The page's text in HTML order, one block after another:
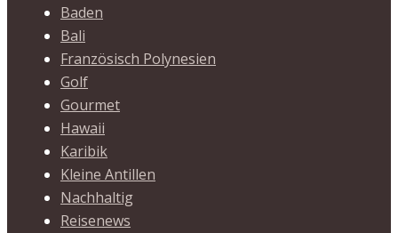
Baden
Bali
Französisch Polynesien
Golf
Gourmet
Hawaii
Karibik
Kleine Antillen
Nachhaltig
Reisenews